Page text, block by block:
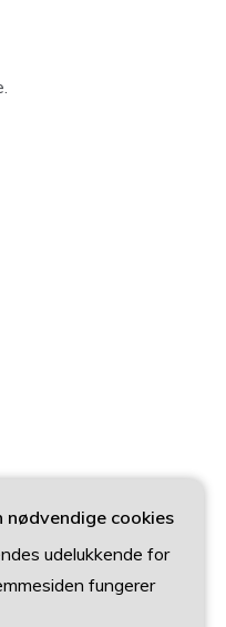
nødvendige cookies
udelukkende for
fungerer